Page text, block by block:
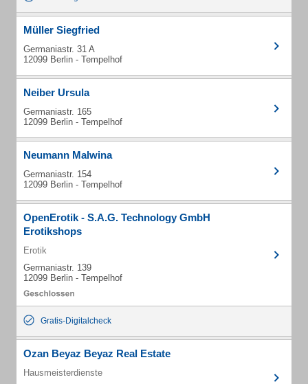
Müller Siegfried
Germaniastr. 31 A
12099 Berlin - Tempelhof
Neiber Ursula
Germaniastr. 165
12099 Berlin - Tempelhof
Neumann Malwina
Germaniastr. 154
12099 Berlin - Tempelhof
OpenErotik - S.A.G. Technology GmbH
Erotikshops
Erotik
Germaniastr. 139
12099 Berlin - Tempelhof
Gratis-Digitalcheck
Ozan Beyaz Beyaz Real Estate
Hausmeisterdienste